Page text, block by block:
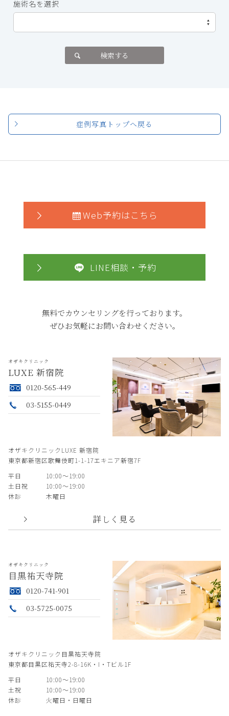
施術名を選択
検索する
症例写真トップへ戻る
Web予約はこちら
LINE相談・予約
無料でカウンセリングを行っております。
ぜひお気軽にお問い合わせください。
オザキクリニック
LUXE 新宿院
0120-565-449
03-5155-0449
オザキクリニックLUXE 新宿院
東京都新宿区歌舞伎町1-1-17エキニア新宿7F
平日
10:00〜19:00
土日祝
10:00〜19:00
休診
木曜日
詳しく見る
オザキクリニック
目黒祐天寺院
0120-741-901
03-5725-0075
オザキクリニック目黒祐天寺院
東京都目黒区祐天寺2-8-16K・I・Tビル1F
平日
10:00〜19:00
土祝
10:00〜19:00
休診
火曜日・日曜日